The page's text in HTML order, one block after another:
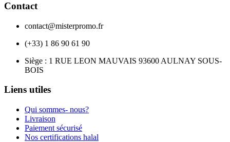
Contact
contact@misterpromo.fr
(+33) 1 86 90 61 90
Siège : 1 RUE LEON MAUVAIS 93600 AULNAY SOUS-
BOIS
Liens utiles
Qui sommes- nous?
Livraison
Paiement sécurisé
Nos certifications halal